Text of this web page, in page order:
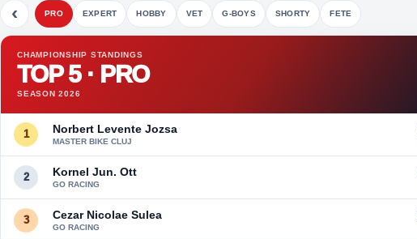
‹ PRO EXPERT HOBBY VET G-BOYS SHORTY FETE
CHAMPIONSHIP STANDINGS
TOP 5 · PRO
SEASON 2026
1 Norbert Levente Jozsa
MASTER BIKE CLUJ
2 Kornel Jun. Ott
GO RACING
3 Cezar Nicolae Sulea
GO RACING